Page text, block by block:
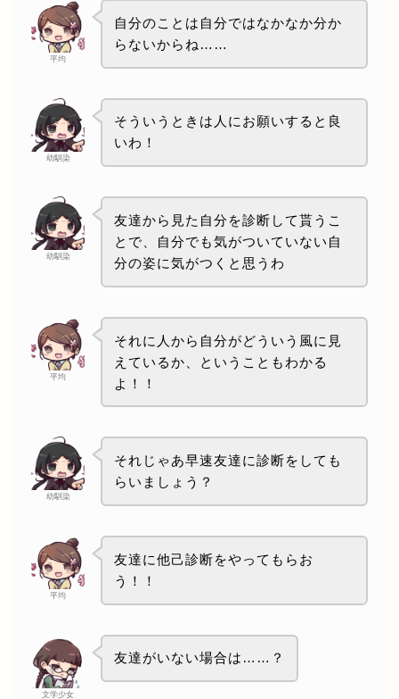
平均
自分のことは自分ではなかなか分か
らないからね……
幼馴染
そういうときは人にお願いすると良
いわ！
幼馴染
友達から見た自分を診断して貰うこ
とで、自分でも気がついていない自
分の姿に気がつくと思うわ
平均
それに人から自分がどういう風に見
えているか、ということもわかる
よ！！
幼馴染
それじゃあ早速友達に診断をしても
らいましょう？
平均
友達に他己診断をやってもらお
う！！
文学少女
友達がいない場合は……？